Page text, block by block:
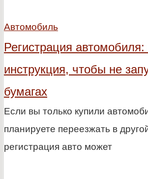
Автомобиль
Регистрация
инструкция, чтобы не
бумагах
Если вы только купили
планируете переезжать в
регистрация авто может